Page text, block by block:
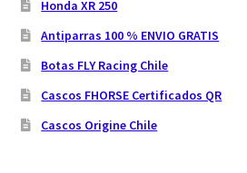
Honda XR 250
Antiparras 100 % ENVIO GRATIS
Botas FLY Racing Chile
Cascos FHORSE Certificados QR
Cascos Origine Chile